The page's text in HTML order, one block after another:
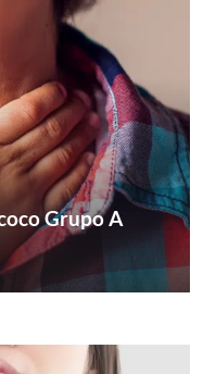
Grupo A